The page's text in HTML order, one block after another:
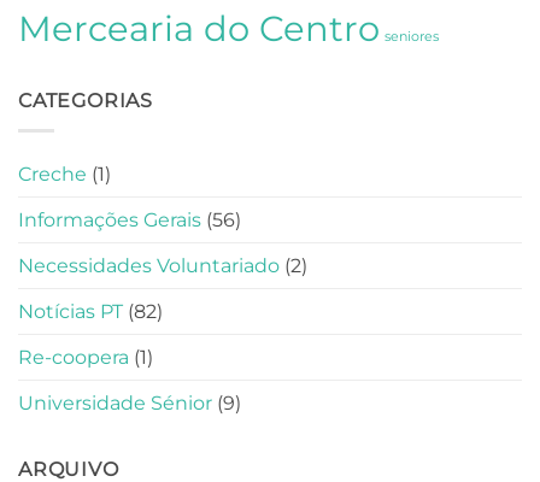
Mercearia do Centro seniores
CATEGORIAS
Creche (1)
Informações Gerais (56)
Necessidades Voluntariado (2)
Notícias PT (82)
Re-coopera (1)
Universidade Sénior (9)
ARQUIVO